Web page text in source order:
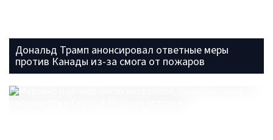
Дональд Трамп анонсировал ответные меры
против Канады из-за смога от пожаров